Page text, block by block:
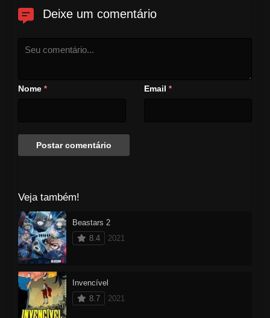
Deixe um comentário
Nome * Email *
Veja também!
Beastars 2
8.4
2021
Invencível
8.7
2021